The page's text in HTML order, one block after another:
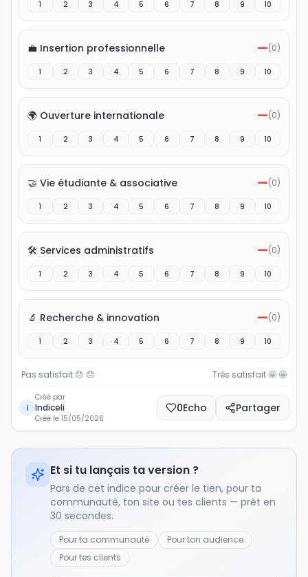
1 2 3 4 5 6 7 8 9 10
💼 Insertion professionnelle —(0)
1 2 3 4 5 6 7 8 9 10
🌍 Ouverture internationale —(0)
1 2 3 4 5 6 7 8 9 10
🤝 Vie étudiante & associative —(0)
1 2 3 4 5 6 7 8 9 10
🛠️ Services administratifs —(0)
1 2 3 4 5 6 7 8 9 10
🔬 Recherche & innovation —(0)
1 2 3 4 5 6 7 8 9 10
Pas satisfait 😞 😞 Très satisfait 🤩🤩
i
Créé par
Indiceli
Créé le 15/05/2026
0Echo Partager
Et si tu lançais ta version ?
Pars de cet indice pour créer le tien, pour ta
communauté, ton site ou tes clients — prêt en
30 secondes.
Pour ta communauté
Pour ton audience
Pour tes clients